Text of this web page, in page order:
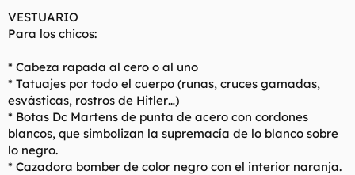
VESTUARIO
Para los chicos:
* Cabeza rapada al cero o al uno
* Tatuajes por todo el cuerpo (runas, cruces gamadas,
esvásticas, rostros de Hitler…)
* Botas Dc Martens de punta de acero con cordones
blancos, que simbolizan la supremacía de lo blanco sobre
lo negro.
* Cazadora bomber de color negro con el interior naranja.